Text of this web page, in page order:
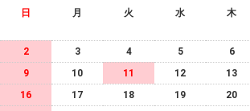
日 月 火 水 木
2
3 4 5 6
9
10 11 12 13
16
17 18 19 20